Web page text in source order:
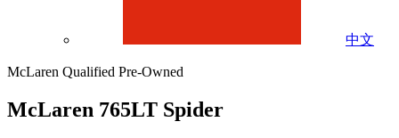
中文
McLaren Qualified Pre-Owned
McLaren 765LT Spider